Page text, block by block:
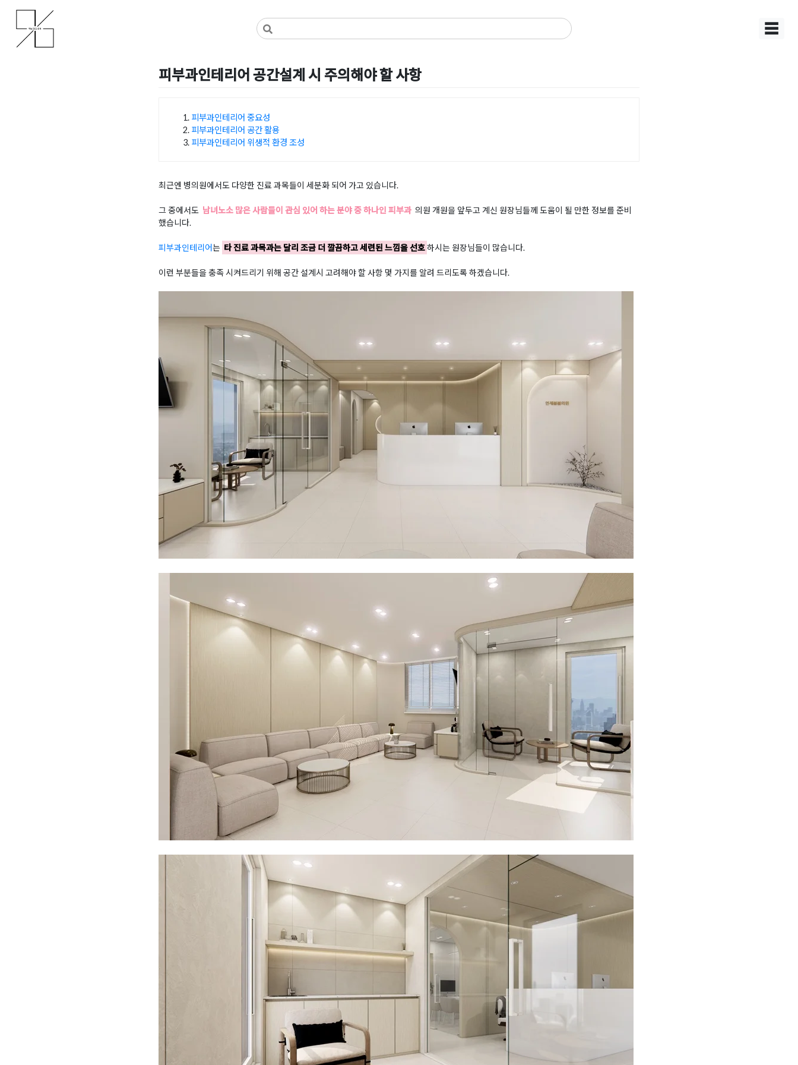
content
사무실인테리어 디자인 공사 비용견적 플랫폼
사무실인테리어 916
☰
피부과인테리어 공간설계 시 주의해야 할 사항
피부과인테리어 중요성
피부과인테리어 공간 활용
피부과인테리어 위생적 환경 조성
최근엔 병의원에서도 다양한 진료 과목들이 세분화 되어 가고 있습니다.
그 중에서도 남녀노소 많은 사람들이 관심 있어 하는 분야 중 하나인 피부과 의원 개원을 앞두고 계신 원장님들께 도움이 될 만한 정보를 준비
했습니다.
피부과인테리어는 타 진료 과목과는 달리 조금 더 깔끔하고 세련된 느낌을 선호하시는 원장님들이 많습니다.
이런 부분들을 충족 시켜드리기 위해 공간 설계시 고려해야 할 사항 몇 가지를 알려 드리도록 하겠습니다.